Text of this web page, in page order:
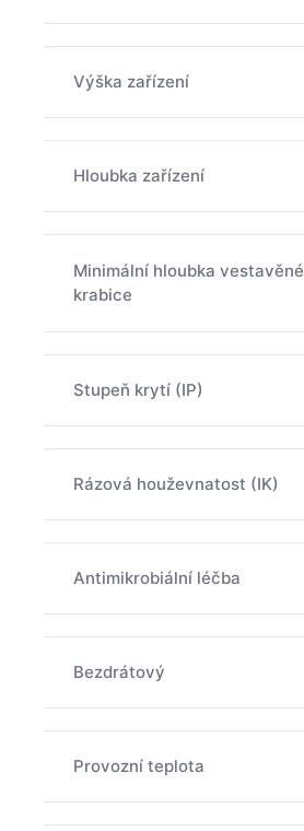
Výška zařízení
Hloubka zařízení
Minimální hloubka vestavěné
krabice
Stupeň krytí (IP)
Rázová houževnatost (IK)
Antimikrobiální léčba
Bezdrátový
Provozní teplota